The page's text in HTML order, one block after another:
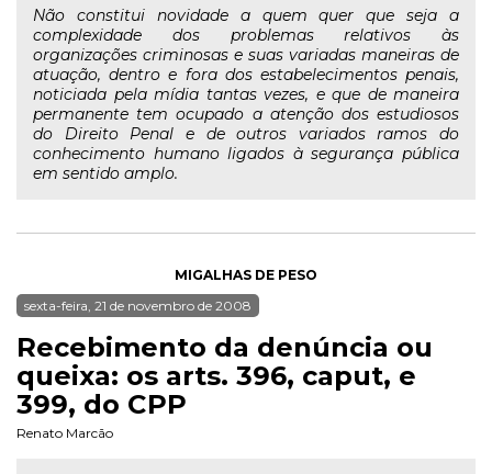
Não constitui novidade a quem quer que seja a
complexidade dos problemas relativos às
organizações criminosas e suas variadas maneiras de
atuação, dentro e fora dos estabelecimentos penais,
noticiada pela mídia tantas vezes, e que de maneira
permanente tem ocupado a atenção dos estudiosos
do Direito Penal e de outros variados ramos do
conhecimento humano ligados à segurança pública
em sentido amplo.
MIGALHAS DE PESO
sexta-feira, 21 de novembro de 2008
Recebimento da denúncia ou
queixa: os arts. 396, caput, e
399, do CPP
Renato Marcão